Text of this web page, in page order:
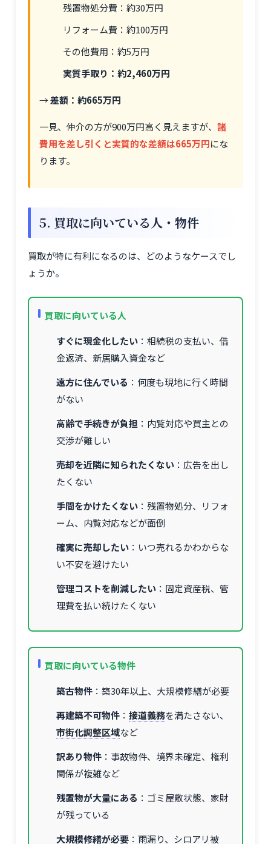
残置物処分費：約30万円
リフォーム費：約100万円
その他費用：約5万円
実質手取り：約2,460万円
→差額：約665万円
一見、仲介の方が900万円高く見えますが、 諸
費用を差し引くと実質的な差額は665万円にな
ります。
5. 買取に向いている人・物件
買取が特に有利になるのは、どのようなケースでし
ょうか。
買取に向いている人
すぐに現金化したい ：相続税の支払い、借
金返済、新居購入資金など
遠方に住んでいる ：何度も現地に行く時間
がない
高齢で手続きが負担 ：内覧対応や買主との
交渉が難しい
売却を近隣に知られたくない ：広告を出し
たくない
手間をかけたくない ：残置物処分、リフォ
ーム、内覧対応などが面倒
確実に売却したい ：いつ売れるかわからな
い不安を避けたい
管理コストを削減したい ：固定資産税、管
理費を払い続けたくない
買取に向いている物件
築古物件 ：築30年以上、大規模修繕が必要
再建築不可物件 ： 接道義務を満たさない、
市街化調整区域など
訳あり物件 ：事故物件、境界未確定、権利
関係が複雑など
残置物が大量にある ：ゴミ屋敷状態、家財
が残っている
大規模修繕が必要 ：雨漏り、シロアリ被